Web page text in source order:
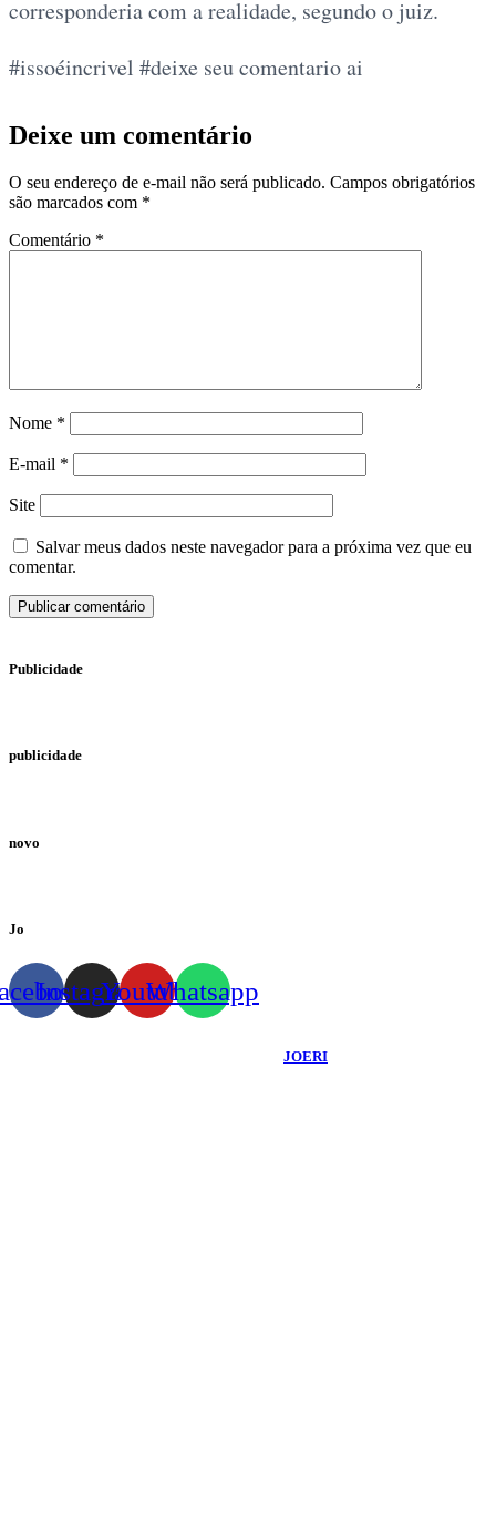
corresponderia com a realidade, segundo o juiz.
#issoéincrivel #deixe seu comentario ai
Deixe um comentário
O seu endereço de e-mail não será publicado. Campos obrigatórios
são marcados com *
Comentário *
Nome *
E-mail *
Site
Salvar meus dados neste navegador para a próxima vez que eu
comentar.
Publicidade
publicidade
novo
Jo
InstagramYoutubeWhatsapp
JOERI